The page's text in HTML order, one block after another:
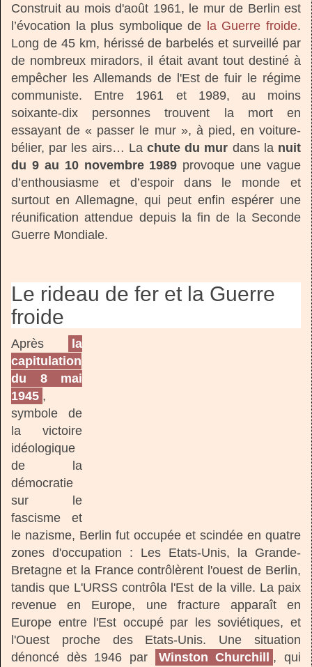
Construit au mois d'août 1961, le mur de Berlin est
l’évocation la plus symbolique de la Guerre froide.
Long de 45 km, hérissé de barbelés et surveillé par
de nombreux miradors, il était avant tout destiné à
empêcher les Allemands de l'Est de fuir le régime
communiste. Entre 1961 et 1989, au moins
soixante-dix personnes trouvent la mort en
essayant de « passer le mur », à pied, en voiture-
bélier, par les airs… La chute du mur dans la nuit
du 9 au 10 novembre 1989 provoque une vague
d’enthousiasme et d’espoir dans le monde et
surtout en Allemagne, qui peut enfin espérer une
réunification attendue depuis la fin de la Seconde
Guerre Mondiale.
Le rideau de fer et la Guerre
froide
Après
la
capitulation
du 8 mai
1945 ,
symbole de
la victoire
idéologique
de la
démocratie
sur le
fascisme et
le nazisme, Berlin fut occupée et scindée en quatre
zones d'occupation : Les Etats-Unis, la Grande-
Bretagne et la France contrôlèrent l'ouest de Berlin,
tandis que L'URSS contrôla l'Est de la ville. La paix
revenue en Europe, une fracture apparaît en
Europe entre l'Est occupé par les soviétiques, et
l'Ouest proche des Etats-Unis. Une situation
dénoncé dès 1946 par
Winston Churchill
, qui